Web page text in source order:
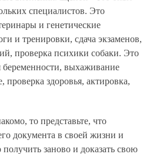
специалистов. Это
и генетические
и тренировки, сдача экзаменов,
проверка психики собаки. Это
беременности, выхаживание
здоровья, актировка,
то представьте, что
документа в своей жизни и
заново и доказать свою